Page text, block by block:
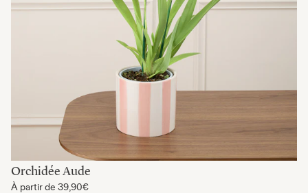
Orchidée Aude
À partir de 39,90€